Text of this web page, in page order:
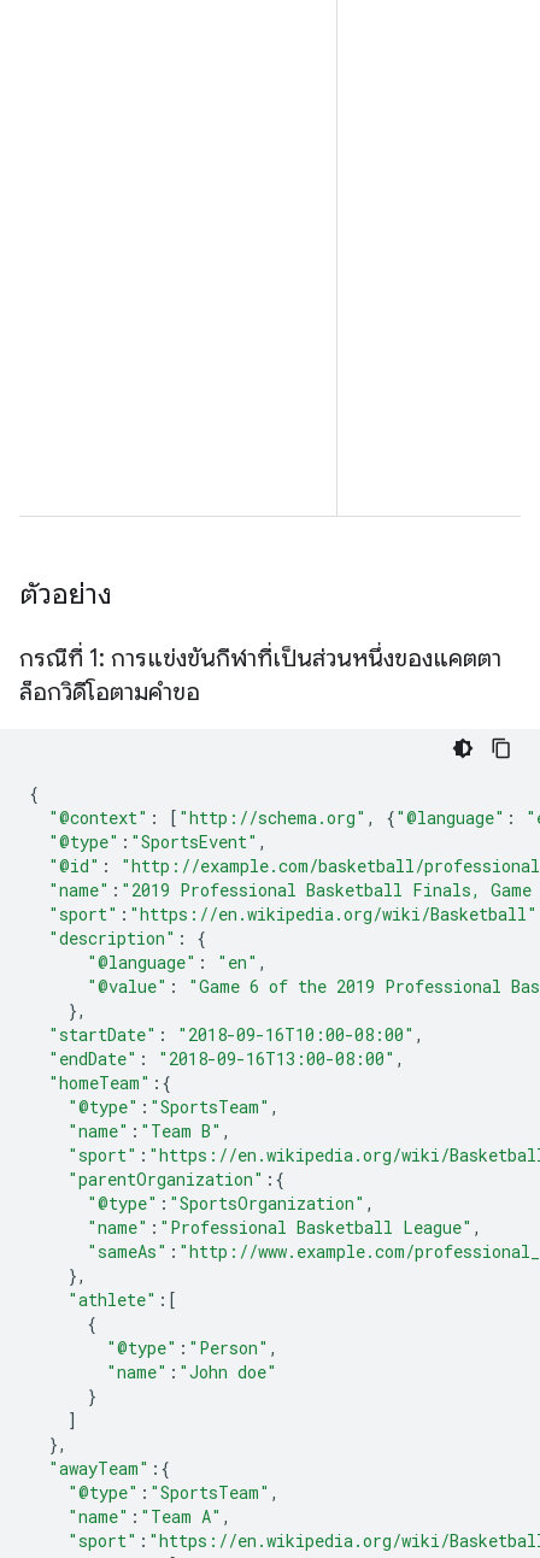
ตัวอย่าง
กรณีที่ 1: การแข่งขันกีฬาที่เป็นส่วนหนึ่งของแคตตา
ล็อกวิดีโอตามคำขอ
{
"@context" : [ "http://schema.org" , {"@language" :
"@type" : "SportsEvent" ,
"@id" :
"http://example.com/basketball/
"name" : "2019 Professional Basketball Finals, Game
"sport" : "https://en.wikipedia.org/wiki/Basketball"
"description" :
{
"@language" : "en" ,
"@value" :
"Game 6 of the 2019 Professional
},
"startDate" : "2018-09-16T10:00-08:00" ,
"endDate" : "2018-09-16T13:00-08:00" ,
"homeTeam" :{
"@type" : "SportsTeam" ,
"name" : "Team B" ,
"sport" : "https://en.wikipedia.org/wiki/
"parentOrganization" :{
"@type" : "SportsOrganization" ,
"name" : "Professional Basketball League" ,
"sameAs" : "http://www.example.com/
},
"athlete" : [
{
"@type" : "Person" ,
"name" : "John doe"
}
]
},
"awayTeam" :{
"@type" : "SportsTeam" ,
"name" : "Team A" ,
"sport" : "https://en.wikipedia.org/wiki/